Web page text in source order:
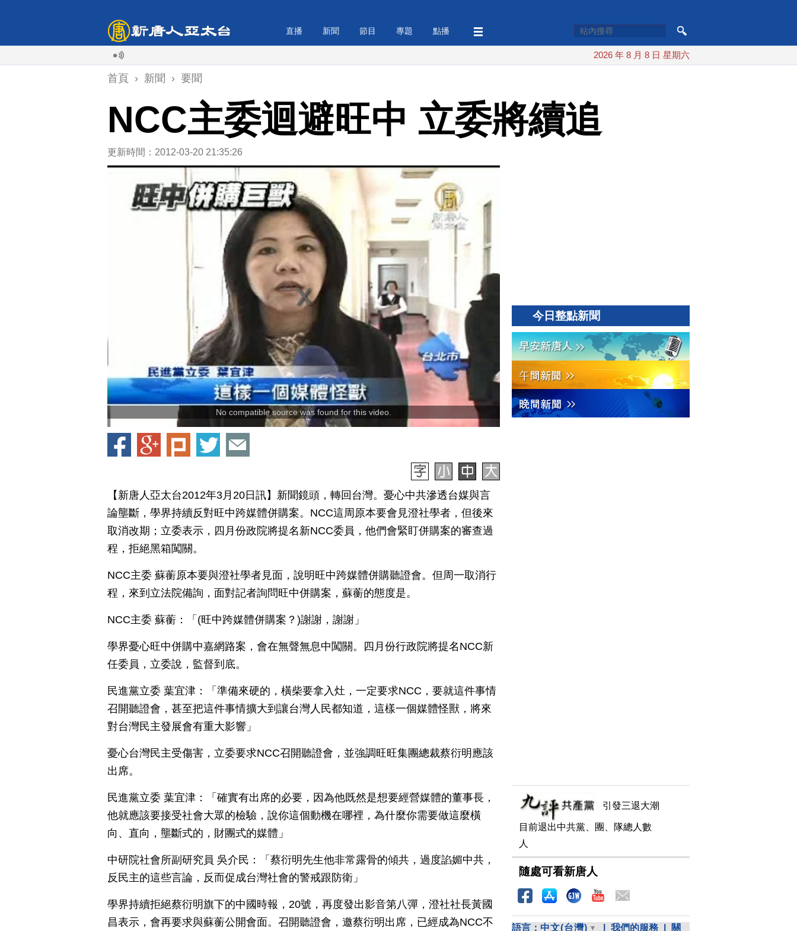
直播 新聞 節目 專題 點播
2026 年 8 月 8 日 星期六
首頁 › 新聞 › 要聞
NCC主委迴避旺中 立委將續追
更新時間：2012-03-20 21:35:26
No compatible source was found for this video.
【新唐人亞太台2012年3月20日訊】新聞鏡頭，轉回台灣。憂心中共滲透台媒與言
論壟斷，學界持續反對旺中跨媒體併購案。NCC這周原本要會見澄社學者，但後來
取消改期；立委表示，四月份政院將提名新NCC委員，他們會緊盯併購案的審查過
程，拒絕黑箱闖關。
NCC主委 蘇蘅原本要與澄社學者見面，說明旺中跨媒體併購聽證會。但周一取消行
程，來到立法院備詢，面對記者詢問旺中併購案，蘇蘅的態度是。
NCC主委 蘇蘅：「(旺中跨媒體併購案？)謝謝，謝謝」
學界憂心旺中併購中嘉網路案，會在無聲無息中闖關。四月份行政院將提名NCC新
任委員，立委說，監督到底。
民進黨立委 葉宜津：「準備來硬的，橫柴要拿入灶，一定要求NCC，要就這件事情
召開聽證會，甚至把這件事情擴大到讓台灣人民都知道，這樣一個媒體怪獸，將來
對台灣民主發展會有重大影響」
憂心台灣民主受傷害，立委要求NCC召開聽證會，並強調旺旺集團總裁蔡衍明應該
出席。
民進黨立委 葉宜津：「確實有出席的必要，因為他既然是想要經營媒體的董事長，
他就應該要接受社會大眾的檢驗，說你這個動機在哪裡，為什麼你需要做這麼橫
向、直向，壟斷式的，財團式的媒體」
中研院社會所副研究員 吳介民：「蔡衍明先生他非常露骨的傾共，過度諂媚中共，
反民主的這些言論，反而促成台灣社會的警戒跟防衛」
學界持續拒絕蔡衍明旗下的中國時報，20號，再度發出影音第八彈，澄社社長黃國
昌表示，會再要求與蘇蘅公開會面。召開聽證會，邀蔡衍明出席，已經成為NCC不
今日整點新聞
引發三退大潮
目前退出中共黨、團、隊總人數
人
隨處可看新唐人
語言： 中文(台灣) 我們的服務
關